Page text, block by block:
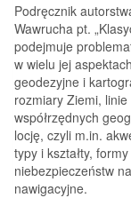
Podręcznik
Wawrucha pt.
podejmuje
w wielu jej
geodezyjne i
rozmiary Ziemi, linie
współrzędnych
locję, czyli m.in.
typy i kształty,
niebezpieczeństw
nawigacyjne.